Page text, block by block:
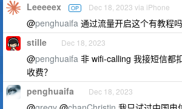
Leeeeex OP Dec 18, 2023 via iPhone
@penghuaifa 通过流量开启这个有教程吗
stille Dec 18, 2023
@penghuaifa 非 wifi-calling 我接短信都
收费？
penghuaifa Dec 18, 2023